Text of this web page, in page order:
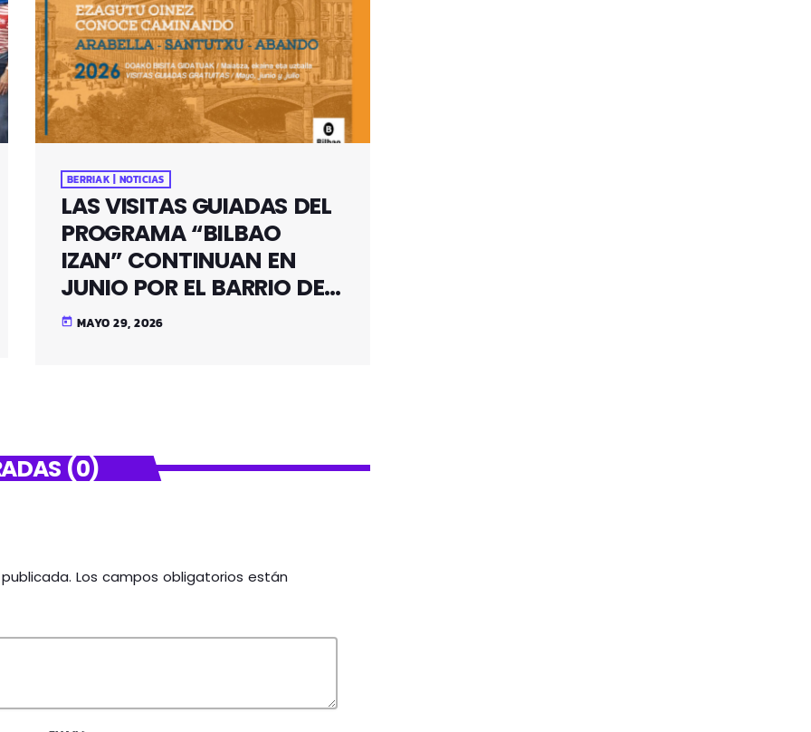
BERRIAK | NOTICIAS
LAS VISITAS GUIADAS DEL
PROGRAMA “BILBAO
IZAN” CONTINUAN EN
JUNIO POR EL BARRIO DE
SANTUTXU
today MAYO 29, 2026
(0)
Los campos obligatorios están